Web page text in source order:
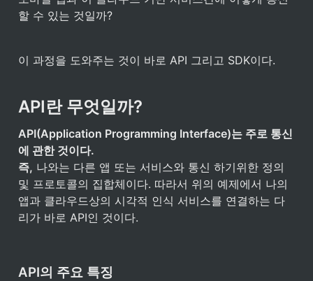
할 수 있는 것일까?
이 과정을 도와주는 것이 바로 API 그리고 SDK이다.
API란 무엇일까?
API(Application Programming Interface)는 주로 통신
에 관한 것이다.
즉, 나와는 다른 앱 또는 서비스와 통신 하기위한 정의
및 프로토콜의 집합체이다. 따라서 위의 예제에서 나의
앱과 클라우드상의 시각적 인식 서비스를 연결하는 다
리가 바로 API인 것이다.
API의 주요 특징